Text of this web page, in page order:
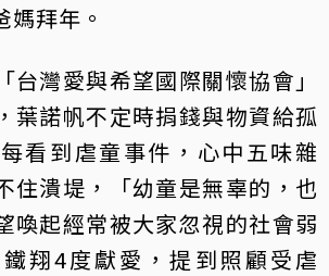
媽拜年。
台灣愛與希望國際關懷協會」
葉諾帆不定時捐錢與物資給孤
看到虐童事件，心中五味雜
住潰堤，「幼童是無辜的，也
喚起經常被大家忽視的社會弱
翔4度獻愛，提到照顧受虐